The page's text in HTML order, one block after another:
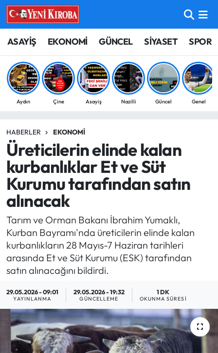
ASAYİŞ EKONOMİ GÜNCEL SİYASET SPOR
Aydın Çine Asayiş Nazilli Güncel Genel
HABERLER EKONOMI
Üreticilerin elinde kalan
kurbanlıklar Et ve Süt
Kurumu tarafından satın
alınacak
Tarım ve Orman Bakanı İbrahim Yumaklı,
Kurban Bayramı'nda üreticilerin elinde kalan
kurbanlıkların 28 Mayıs-7 Haziran tarihleri
arasında Et ve Süt Kurumu (ESK) tarafından
satın alınacağını bildirdi.
29.05.2026 - 09:01
YAYINLANMA
29.05.2026 - 19:32
GÜNCELLEME
1 DK
OKUNMA SÜRESI
ASAYİŞ
BİLİM-TEKNOLOJİ
ÇEVRE
EĞİTİM
EKONOMİ
GÜNCEL
GÜNDEM
MAGAZİN
SAĞLIK
SPOR
TARIM
Aydın Nöbetçi Eczaneler
Aydın Hava Durumu
Aydin Namaz Vakitleri
Süper Lig Puan Durumu ve Fikstür
Tüm Manşetler
Son Dakika Haberleri
Haber Arşivi